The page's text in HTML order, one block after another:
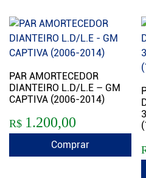
PAR AMORTECEDOR
DIANTEIRO L.D/L.E – GM
CAPTIVA (2006-2014)
R$ 1.200,00
Comprar